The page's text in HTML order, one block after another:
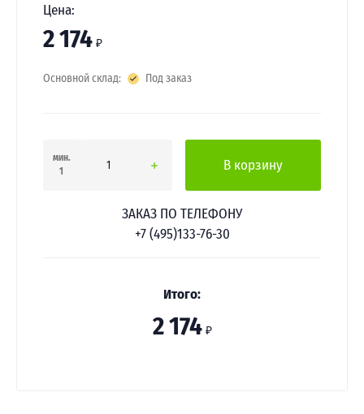
Цена:
2 174 ₽
Основной склад: Под заказ
мин.
1
В корзину
ЗАКАЗ ПО ТЕЛЕФОНУ
+7 (495)133-76-30
Итого:
2 174 ₽